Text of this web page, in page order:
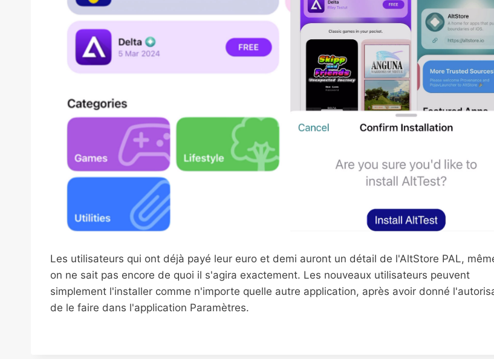
Les utilisateurs qui ont déjà payé leur euro et demi auront un détail de l'AltStore PAL,
on ne sait pas encore de quoi il s'agira exactement. Les nouveaux utilisateurs peuvent
simplement l'installer comme n'importe quelle autre application, après avoir donné
de le faire dans l'application Paramètres.